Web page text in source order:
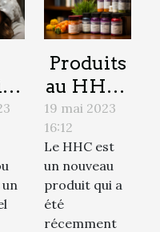
Produits
au HHC :
tout ce
que vous
devez
savoir
19 mai 2023
16:12
Le HHC est
un nouveau
produit qui a
été
récemment